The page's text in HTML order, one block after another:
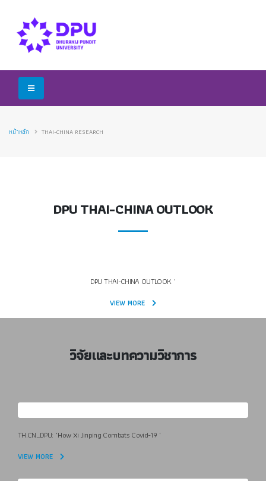
หน้าหลัก THAI-CHINA RESEARCH
DPU THAI-CHINA OUTLOOK
DPU THAI-CHINA OUTLOOK "
VIEW MORE
วิจัยและบทความวิชาการ
TH.CN_DPU: "How Xi Jinping Combats Covid-19 "
VIEW MORE